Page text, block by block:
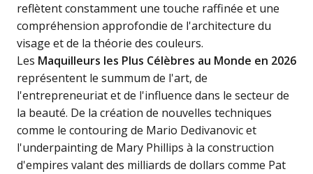
reflètent constamment une touche raffinée et une
compréhension approfondie de l'architecture du
visage et de la théorie des couleurs.
Les Maquilleurs les Plus Célèbres au Monde en 2026
représentent le summum de l'art, de
l'entrepreneuriat et de l'influence dans le secteur de
la beauté. De la création de nouvelles techniques
comme le contouring de Mario Dedivanovic et
l'underpainting de Mary Phillips à la construction
d'empires valant des milliards de dollars comme Pat